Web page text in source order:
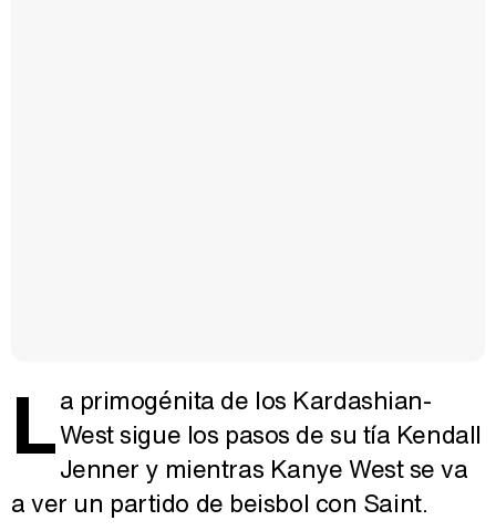
La primogénita de los Kardashian-
West sigue los pasos de su tía Kendall
Jenner y mientras Kanye West se va
a ver un partido de beisbol con Saint.